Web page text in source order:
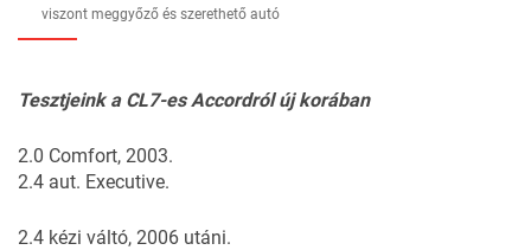
viszont meggyőző és szerethető autó
Tesztjeink a CL7-es Accordról új korában
2.0 Comfort, 2003.
2.4 aut. Executive.
2.4 kézi váltó, 2006 utáni.